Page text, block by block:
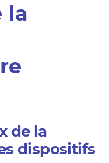
la
de la
dispositifs